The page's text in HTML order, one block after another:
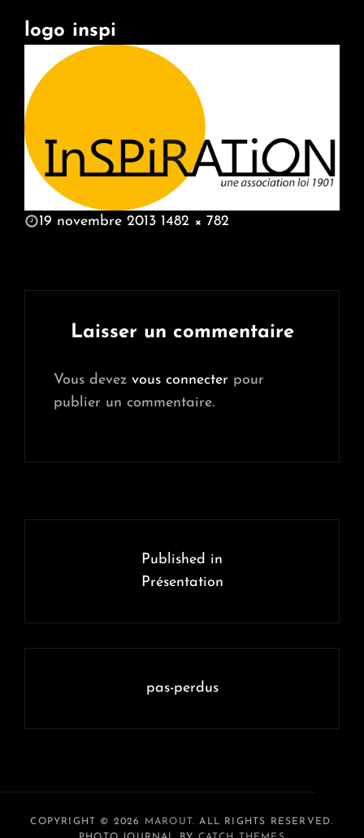
logo inspi
POSTED
19 novembre 2013 1482 × 782
Laisser un commentaire
Vous devez vous connecter pour
publier un commentaire.
Published in
Présentation
pas-perdus
COPYRIGHT © 2026 MAROUT. ALL RIGHTS RESERVED.